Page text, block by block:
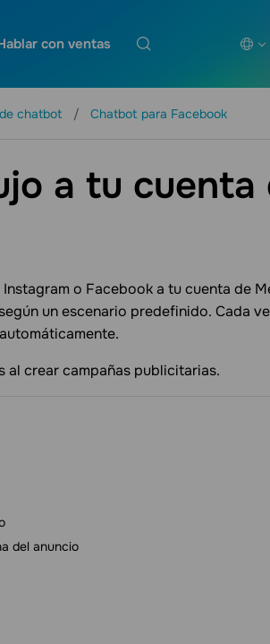
con ventas
chatbot Chatbot para Facebook
a tu cuenta
o Facebook a tu cuenta de
un escenario predefinido. Cada
al crear campañas publicitarias.
del anuncio